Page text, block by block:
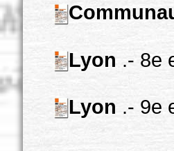
Lyon .- 8e
Lyon .- 9e